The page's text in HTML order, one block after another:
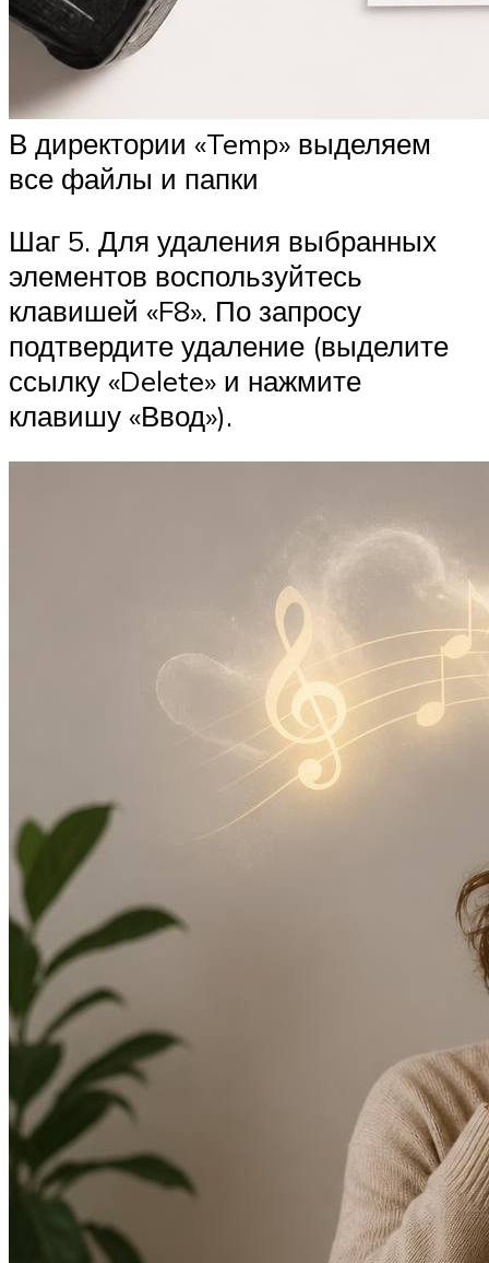
В директории «Temp» выделяем
все файлы и папки
Шаг 5. Для удаления выбранных
элементов воспользуйтесь
клавишей «F8». По запросу
подтвердите удаление (выделите
ссылку «Delete» и нажмите
клавишу «Ввод»).